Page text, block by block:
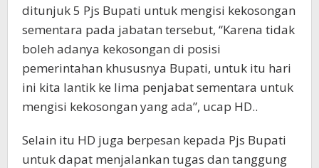
ditunjuk 5 Pjs Bupati untuk mengisi kekosongan
sementara pada jabatan tersebut, “Karena tidak
boleh adanya kekosongan di posisi
pemerintahan khususnya Bupati, untuk itu hari
ini kita lantik ke lima penjabat sementara untuk
mengisi kekosongan yang ada”, ucap HD..
Selain itu HD juga berpesan kepada Pjs Bupati
untuk dapat menjalankan tugas dan tanggung